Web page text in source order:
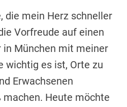
die mein Herz schneller
Vorfreude auf einen
in München mit meiner
wichtig es ist, Orte zu
Erwachsenen
Heute möchte